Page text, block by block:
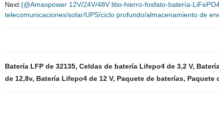
Next:{@Amaxpower 12V/24V/48V litio-hierro-fosfato-batería-
telecomunicaciones/solar/UPS/ciclo profundo/almacenamiento de
Batería LFP de 32135, Celdas de batería Lifepo4 de 3,2 V,
de 12,8v, Batería Lifepo4 de 12 V, Paquete de baterías, Paquete